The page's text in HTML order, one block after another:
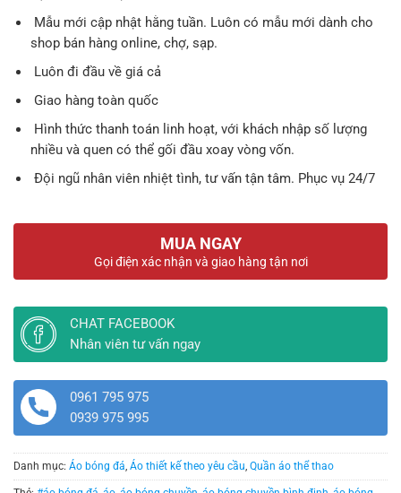
Mẫu mới cập nhật hằng tuần. Luôn có mẫu mới dành cho
shop bán hàng online, chợ, sạp.
Luôn đi đầu về giá cả
Giao hàng toàn quốc
Hình thức thanh toán linh hoạt, với khách nhập số lượng
nhiều và quen có thể gối đầu xoay vòng vốn.
Đội ngũ nhân viên nhiệt tình, tư vấn tận tâm. Phục vụ 24/7
MUA NGAY
Gọi điện xác nhận và giao hàng tận nơi
CHAT FACEBOOK
Nhân viên tư vấn ngay
0961 795 975
0939 975 995
Danh mục: Áo bóng đá, Áo thiết kế theo yêu cầu, Quần áo thể thao